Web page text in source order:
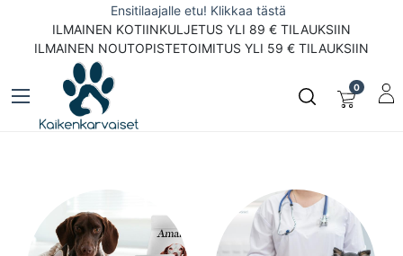
Ensitilaajalle etu! Klikkaa tästä
ILMAINEN KOTIINKULJETUS YLI 89 € TILAUKSIIN
ILMAINEN NOUTOPISTETOIMITUS YLI 59 € TILAUKSIIN
0